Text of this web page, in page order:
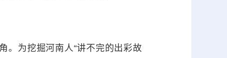
为挖掘河南人“讲不完的出彩故